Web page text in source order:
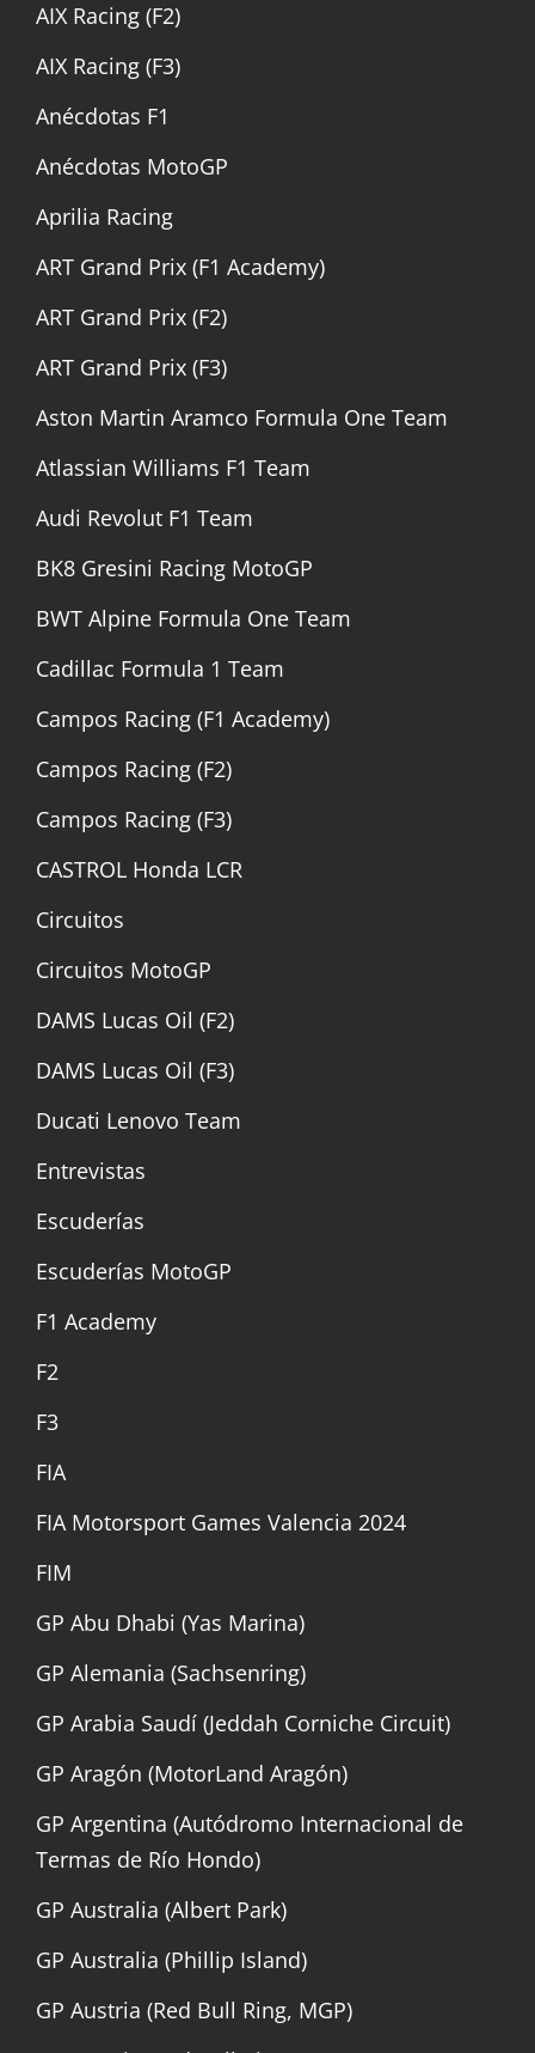
AIX Racing (F2)
AIX Racing (F3)
Anécdotas F1
Anécdotas MotoGP
Aprilia Racing
ART Grand Prix (F1 Academy)
ART Grand Prix (F2)
ART Grand Prix (F3)
Aston Martin Aramco Formula One Team
Atlassian Williams F1 Team
Audi Revolut F1 Team
BK8 Gresini Racing MotoGP
BWT Alpine Formula One Team
Cadillac Formula 1 Team
Campos Racing (F1 Academy)
Campos Racing (F2)
Campos Racing (F3)
CASTROL Honda LCR
Circuitos
Circuitos MotoGP
DAMS Lucas Oil (F2)
DAMS Lucas Oil (F3)
Ducati Lenovo Team
Entrevistas
Escuderías
Escuderías MotoGP
F1 Academy
F2
F3
FIA
FIA Motorsport Games Valencia 2024
FIM
GP Abu Dhabi (Yas Marina)
GP Alemania (Sachsenring)
GP Arabia Saudí (Jeddah Corniche Circuit)
GP Aragón (MotorLand Aragón)
GP Argentina (Autódromo Internacional de
Termas de Río Hondo)
GP Australia (Albert Park)
GP Australia (Phillip Island)
GP Austria (Red Bull Ring, MGP)